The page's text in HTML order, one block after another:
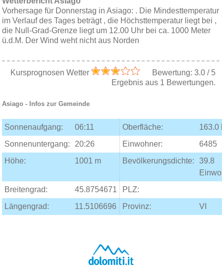
Vorhersage für Donnerstag in Asiago: . Die Mindesttemperatur
im Verlauf des Tages beträgt , die Höchsttemperatur liegt bei ,
die Null-Grad-Grenze liegt um 12.00 Uhr bei ca. 1000 Meter
ü.d.M. Der Wind weht nicht aus Norden
Kursprognosen Wetter Bewertung: 3.0/ 5
Ergebnis aus 1 Bewertungen.
Asiago - Infos zur Gemeinde
Sonnenaufgang: 06:11 Oberfläche:
163.0
Sonnenuntergang:
20:26 Einwohner:
6485
Höhe:
1001 m Bevölkerungsdichte:
39.8
Breitengrad:
45.8754671
PLZ:
Längengrad:
11.5106696 Provinz: VI